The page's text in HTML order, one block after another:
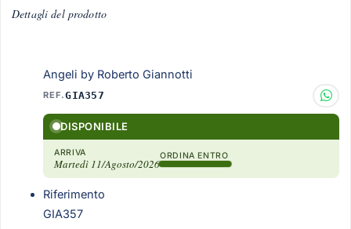
Dettagli del prodotto
Angeli by Roberto Giannotti
REF.GIA357
DISPONIBILE
ARRIVA
Martedì 11/Agosto/2026
ORDINA ENTRO
Riferimento
GIA357